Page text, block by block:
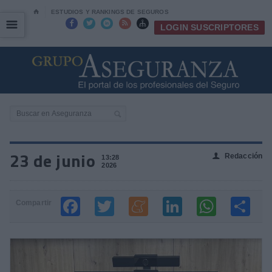
⌂ ESTUDIOS Y RANKINGS DE SEGUROS
     LOGIN SUSCRIPTORES
☰
☰
23 de junio
13:28
2026
👤 Redacción